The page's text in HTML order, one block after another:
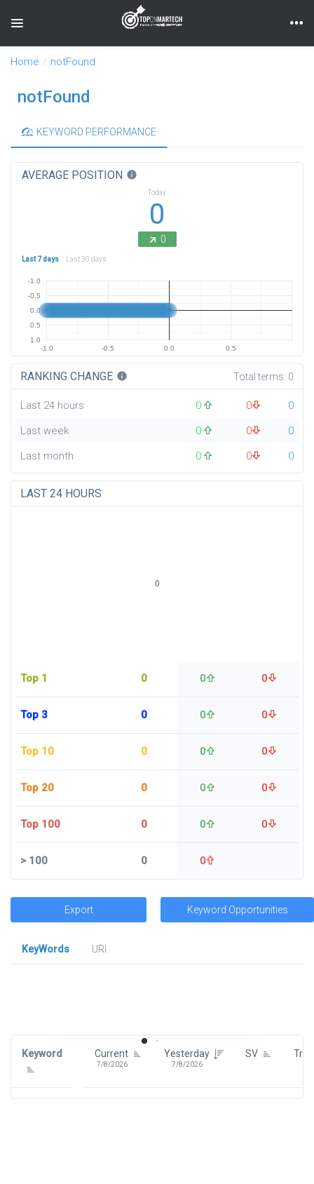
Toggle navigation
Home notFound
notFound
KEYWORD PERFORMANCE
AVERAGE POSITION info
Today
0
0
Last 7 days Last 30 days
-1.0 -0.5 0.0 0.5
-1.0
-0.5
0.0
0.5
1.0
RANKING CHANGE info Total terms: 0
Last 24 hours 0 0
0
Last week
0 0
0
Last month
0 0 0
LAST 24 HOURS
Top 1 0 0 0
Top 3 0 0 0
Top 10 0 0 0
Top 20 0 0 0
Top 100 0 0 0
>100 0 0
0
Export Keyword Opportunities
KeyWords
URl
Keyword Current
7/8/2026
Yesterday
7/8/2026
SV